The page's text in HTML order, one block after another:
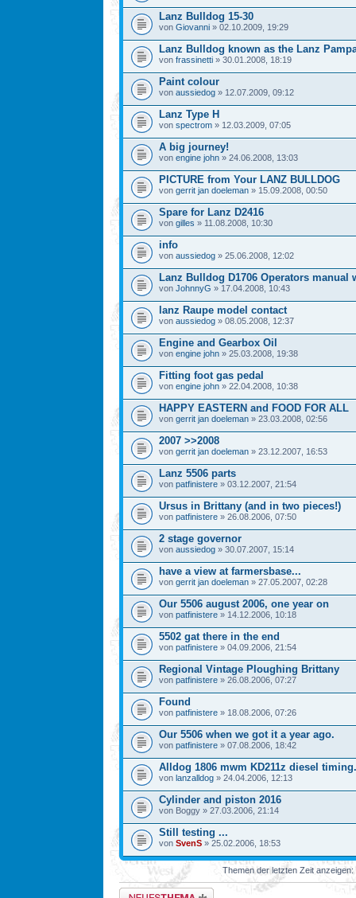
Lanz Bulldog 15-30
von Giovanni » 02.10.2009, 19:29
Lanz Bulldog known as the Lanz
von frassinetti » 30.01.2008, 18:19
Paint colour
von aussiedog » 12.07.2009, 09:12
Lanz Type H
von spectrom » 12.03.2009, 07:05
A big journey!
von engine john » 24.06.2008, 13:03
PICTURE from Your LANZ BULLDOG
von gerrit jan doeleman » 15.09.2008, 00:50
Spare for Lanz D2416
von gilles » 11.08.2008, 10:30
info
von aussiedog » 25.06.2008, 12:02
Lanz Bulldog D1706 Operators manual
von JohnnyG » 17.04.2008, 10:43
lanz Raupe model contact
von aussiedog » 08.05.2008, 12:37
Engine and Gearbox Oil
von engine john » 25.03.2008, 19:38
Fitting foot gas pedal
von engine john » 22.04.2008, 10:38
HAPPY EASTERN and FOOD FOR ALL
von gerrit jan doeleman » 23.03.2008, 02:56
2007 >>2008
von gerrit jan doeleman » 23.12.2007, 16:53
Lanz 5506 parts
von patfinistere » 03.12.2007, 21:54
Ursus in Brittany (and in two pieces!)
von patfinistere » 26.08.2006, 07:50
2 stage governor
von aussiedog » 30.07.2007, 15:14
have a view at farmersbase...
von gerrit jan doeleman » 27.05.2007, 02:28
Our 5506 august 2006, one year on
von patfinistere » 14.12.2006, 10:18
5502 gat there in the end
von patfinistere » 04.09.2006, 21:54
Regional Vintage Ploughing Brittany
von patfinistere » 26.08.2006, 07:27
Found
von patfinistere » 18.08.2006, 07:26
Our 5506 when we got it a year ago.
von patfinistere » 07.08.2006, 18:42
Alldog 1806 mwm KD211z diesel timing.
von lanzalldog » 24.04.2006, 12:13
Cylinder and piston 2016
von Boggy » 27.03.2006, 21:14
Still testing ...
von SvenS » 25.02.2006, 18:53
Themen der letzten Zeit anzeigen:
Neues Thema erstellen